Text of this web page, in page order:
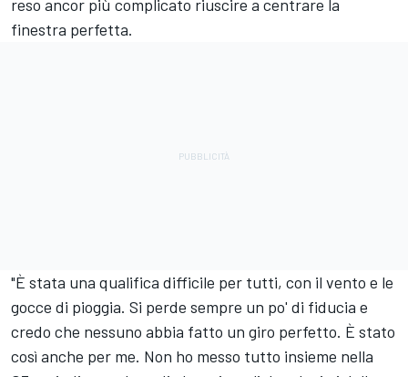
reso ancor più complicato riuscire a centrare la
finestra perfetta.
"È stata una qualifica difficile per tutti, con il vento e le
gocce di pioggia. Si perde sempre un po' di fiducia e
credo che nessuno abbia fatto un giro perfetto. È stato
così anche per me. Non ho messo tutto insieme nella